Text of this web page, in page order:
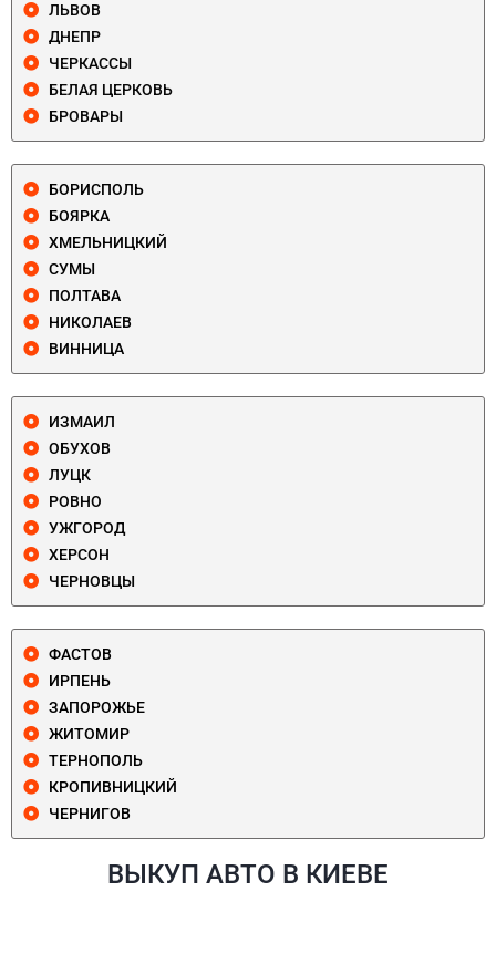
ЛЬВОВ
ДНЕПР
ЧЕРКАССЫ
БЕЛАЯ ЦЕРКОВЬ
БРОВАРЫ
БОРИСПОЛЬ
БОЯРКА
ХМЕЛЬНИЦКИЙ
СУМЫ
ПОЛТАВА
НИКОЛАЕВ
ВИННИЦА
ИЗМАИЛ
ОБУХОВ
ЛУЦК
РОВНО
УЖГОРОД
ХЕРСОН
ЧЕРНОВЦЫ
ФАСТОВ
ИРПЕНЬ
ЗАПОРОЖЬЕ
ЖИТОМИР
ТЕРНОПОЛЬ
КРОПИВНИЦКИЙ
ЧЕРНИГОВ
ВЫКУП АВТО В КИЕВЕ